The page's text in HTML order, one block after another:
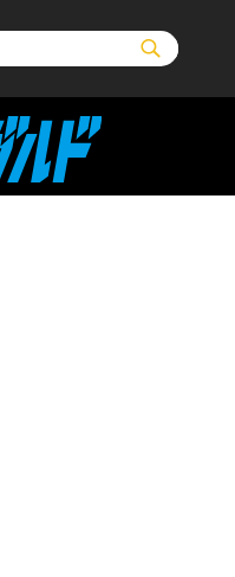
オーバーラップ
ベルスf ロサー